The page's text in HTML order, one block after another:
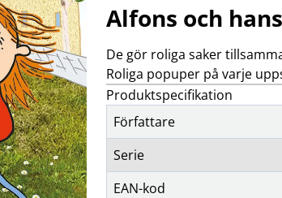
delning
altec lansing
backbone
golla
hama
happy plugs
Se fler...
Se
VIDEO
actionkameror
bilkameror
Alfons och
De gör roliga saker
Roliga popuper på varje
Produktspecifikation
Författare
Serie
EAN-kod